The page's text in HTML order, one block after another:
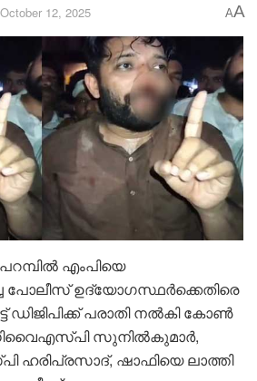
October 12, 2025 AA
എംപിയെ
പോലീസ് ഉദ്യോ​ഗസ്ഥർക്കെതിരെ
ഡിജിപിക്ക് പരാതി നൽകി കോൺ​
സുനിൽകുമാർ,
ഹരിപ്രസാദ്, ഷാഫിയെ ലാത്തി